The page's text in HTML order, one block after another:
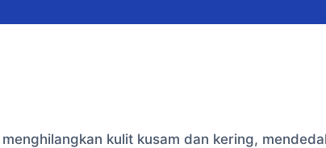
kulit kusam dan kering,